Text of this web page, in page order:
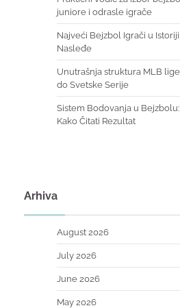
juniore i odrasle igrače
Najveći Bejzbol Igrači u
Nasleđe
Unutrašnja struktura MLB
do Svetske Serije
Sistem Bodovanja u
Kako Čitati Rezultat
Arhiva
August 2026
July 2026
June 2026
May 2026